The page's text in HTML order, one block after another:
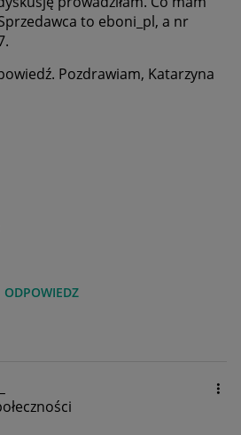
to eboni_pl, a nr
Pozdrawiam, Katarzyna
ODPOWIEDZ